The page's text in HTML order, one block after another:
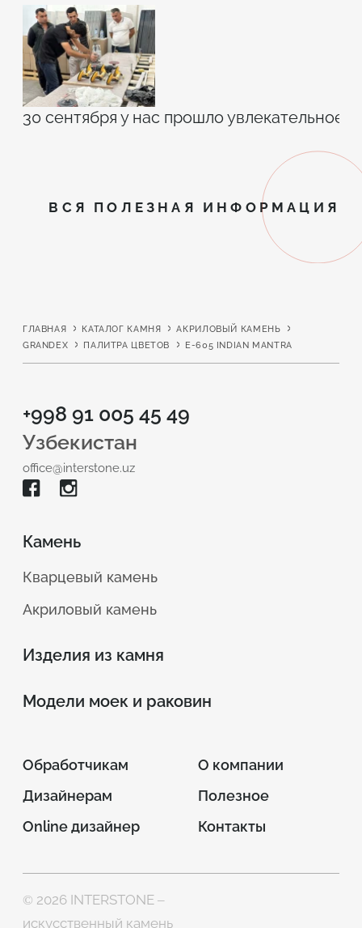
30 сентября у нас прошло увлекательное
ВСЯ ПОЛЕЗНАЯ ИНФОРМАЦИЯ
ГЛАВНАЯ КАТАЛОГ КАМНЯ
АКРИЛОВЫЙ КАМЕНЬ
GRANDEX
ПАЛИТРА ЦВЕТОВ E-605 INDIAN MANTRA
+998 91 005 45 49
Узбекистан
office@interstone.uz
Камень
Кварцевый камень
Акриловый камень
Изделия из камня
Модели моек и раковин
Обработчикам
Дизайнерам
Online дизайнер
О компании
Полезное
Контакты
© 2026 INTERSTONE –
искусственный камень